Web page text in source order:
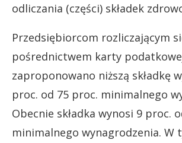
odliczania (części) składek
Przedsiębiorcom rozliczającym
pośrednictwem karty
zaproponowano niższą składkę
proc. od 75 proc. minimalnego
Obecnie składka wynosi 9 proc.
minimalnego wynagrodzenia. W